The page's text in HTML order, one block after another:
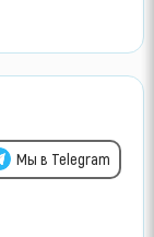
Мы в Telegram